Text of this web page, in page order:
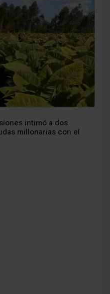
intimó a dos
millonarias con el